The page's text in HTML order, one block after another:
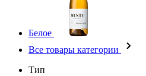
Белое
Все товары категории
Тип